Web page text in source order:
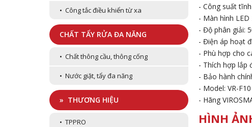
• Công tắc điều khiển từ xa
CHẤT TẨY RỬA ĐA NĂNG
• Chất thông cầu, thông cống
• Nước giặt, tẩy đa năng
» THƯƠNG HIỆU
• TPPRO
- Công suất
- Màn hình LED
- Độ phân giải:
- Điện áp hoạt
- Phù hợp cho
- Thích hợp lắp
- Bảo hành
- Model: VR-F10
- Hãng
HÌNH